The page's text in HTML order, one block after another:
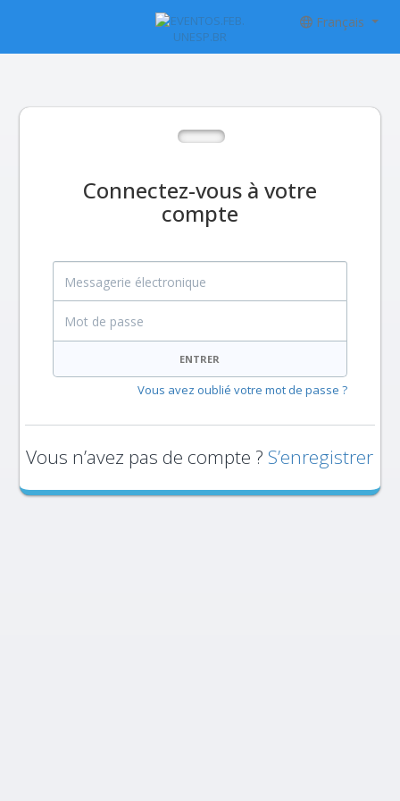
Français
Connectez-vous à votre
compte
Messagerie électronique
ENTRER
Vous avez oublié votre mot de passe ?
Vous n’avez pas de compte ? S’enregistrer